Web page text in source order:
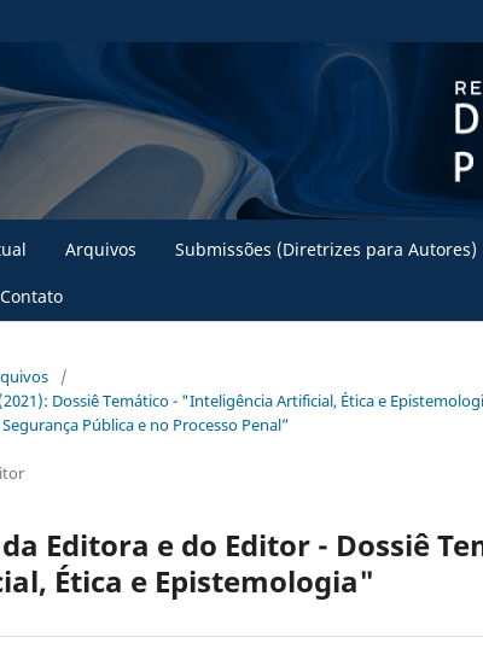
Arquivos Submissões (Diretrizes para Autores)
Contato
/
Dossiê Temático - "Inteligência Artificial, Ética e
Pública e no Processo Penal”
Editora e do Editor - Dossiê
Ética e Epistemologia"